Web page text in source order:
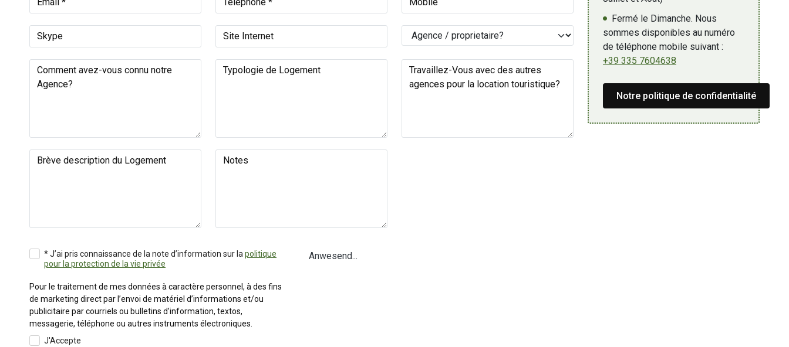
* J’ai pris connaissance de la note d’information sur la politique
pour la protection de la vie privée
Pour le traitement de mes données à caractère personnel, à des fins
de marketing direct par l’envoi de matériel d’informations et/ou
publicitaire par courriels ou bulletins d’information, textos,
messagerie, téléphone ou autres instruments électroniques.
J'Accepte
Anwesend...
Fermé le Dimanche. Nous
sommes disponibles au numéro
de téléphone mobile suivant :
+39 335 7604638
Notre politique de confidentialité